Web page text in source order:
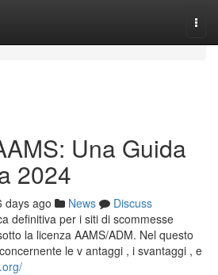
Una Guida
2024
days ago News
Discuss
definitiva per i siti di scommesse
la licenza AAMS/ADM. Nel questo
le v antaggi , i svantaggi , e